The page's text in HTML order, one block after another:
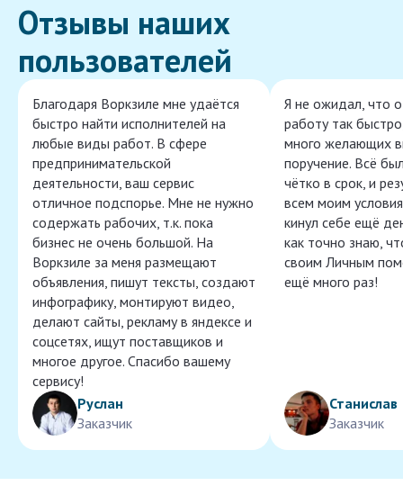
Отзывы наших
пользователей
Благодаря Воркзиле мне удаётся
быстро найти исполнителей на
любые виды работ. В сфере
предпринимательской
деятельности, ваш сервис
отличное подспорье. Мне не нужно
содержать рабочих, т.к. пока
бизнес не очень большой. На
Воркзиле за меня размещают
объявления, пишут тексты, создают
инфографику, монтируют видео,
делают сайты, рекламу в яндексе и
соцсетях, ищут поставщиков и
многое другое. Спасибо вашему
сервису!
Руслан
Заказчик
Я не ожидал, что
работу так
много желающих
поручение. Всё
чётко в срок, и
всем моим
кинул себе ещё
как точно знаю,
своим Личным
ещё много раз!
Станислав
Заказчик